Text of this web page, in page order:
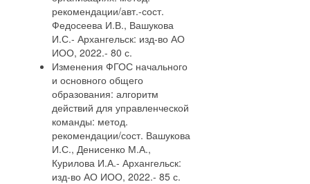
рекомендации/авт.-сост.
Федосеева И.В., Вашукова
И.С.- Архангельск: изд-во АО
ИОО, 2022.- 80 с.
Изменения ФГОС начального
и основного общего
образования: алгоритм
действий для управленческой
команды: метод.
рекомендации/сост. Вашукова
И.С., Денисенко М.А.,
Курилова И.А.- Архангельск:
изд-во АО ИОО, 2022.- 85 с.